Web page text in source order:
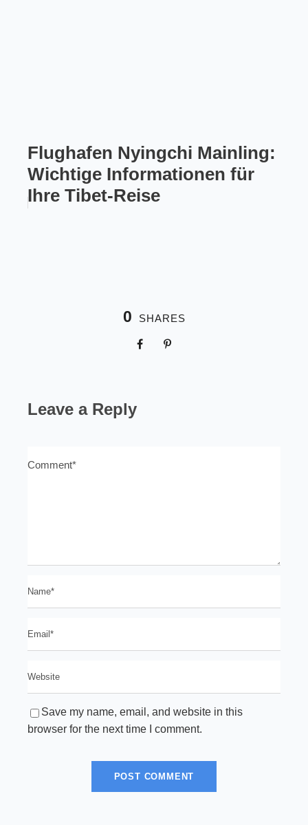
Flughafen Nyingchi Mainling:
Wichtige Informationen für
Ihre Tibet-Reise
0 SHARES
Leave a Reply
Save my name, email, and website in this
browser for the next time I comment.